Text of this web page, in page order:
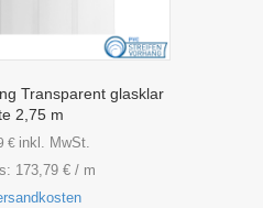
Transparent glasklar
2,75 m
€ inkl. MwSt.
173,79 € / m